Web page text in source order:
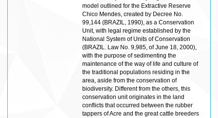
model outlined for the Extractive Reserve
Chico Mendes, created by Decree No.
99,144 (BRAZIL, 1990), as a Conservation
Unit, with legal regime established by the
National System of Units of Conservation
(BRAZIL. Law No. 9,985, of June 18, 2000),
with the purpose of sedimenting the
maintenance of the way of life and culture of
the traditional populations residing in the
area, aside from the conservation of
biodiversity. Different from the others, this
conservation unit originates in the land
conflicts that occurred between the rubber
tappers of Acre and the great cattle breeders